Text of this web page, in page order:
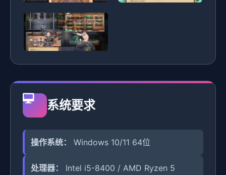
系统要求
操作系统： Windows 10/11 64位
处理器：
Intel i5-8400 / AMD Ryzen 5